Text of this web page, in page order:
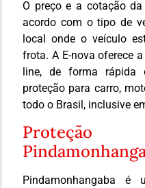
O preço e a cotação
acordo com o tipo de
local onde o veículo
frota. A E-nova oferece
line, de forma rápida
proteção para carro,
todo o Brasil, inclusive
Proteção
Pindamonhangaba